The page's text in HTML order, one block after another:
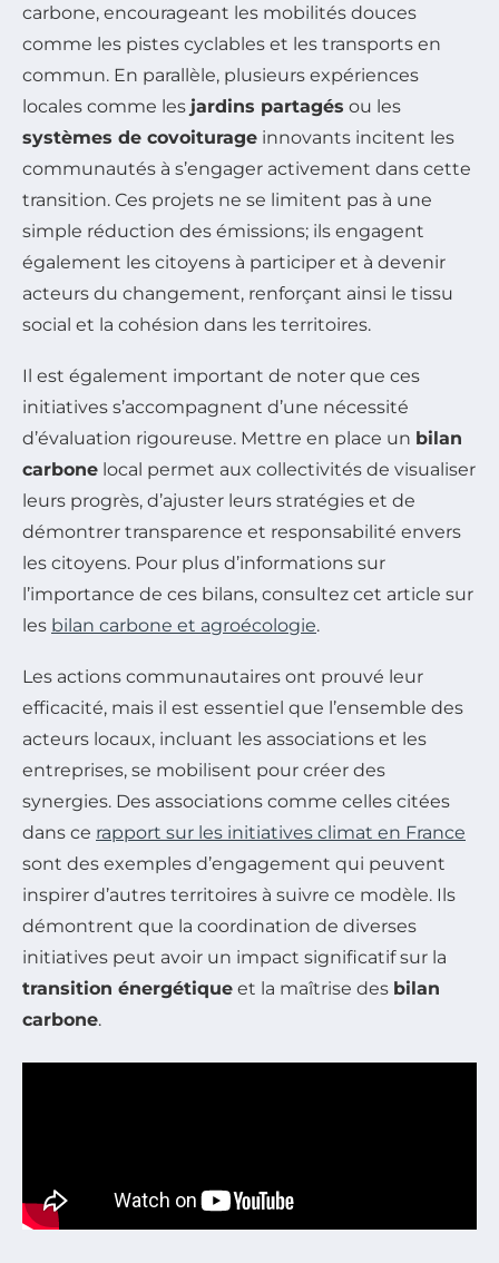
carbone, encourageant les mobilités douces
comme les pistes cyclables et les transports en
commun. En parallèle, plusieurs expériences
locales comme les jardins partagés ou les
systèmes de covoiturage innovants incitent les
communautés à s’engager activement dans cette
transition. Ces projets ne se limitent pas à une
simple réduction des émissions; ils engagent
également les citoyens à participer et à devenir
acteurs du changement, renforçant ainsi le tissu
social et la cohésion dans les territoires.
Il est également important de noter que ces
initiatives s’accompagnent d’une nécessité
d’évaluation rigoureuse. Mettre en place un bilan
carbone local permet aux collectivités de visualiser
leurs progrès, d’ajuster leurs stratégies et de
démontrer transparence et responsabilité envers
les citoyens. Pour plus d’informations sur
l’importance de ces bilans, consultez cet article sur
les bilan carbone et agroécologie.
Les actions communautaires ont prouvé leur
efficacité, mais il est essentiel que l’ensemble des
acteurs locaux, incluant les associations et les
entreprises, se mobilisent pour créer des
synergies. Des associations comme celles citées
dans ce rapport sur les initiatives climat en France
sont des exemples d’engagement qui peuvent
inspirer d’autres territoires à suivre ce modèle. Ils
démontrent que la coordination de diverses
initiatives peut avoir un impact significatif sur la
transition énergétique et la maîtrise des bilan
carbone.